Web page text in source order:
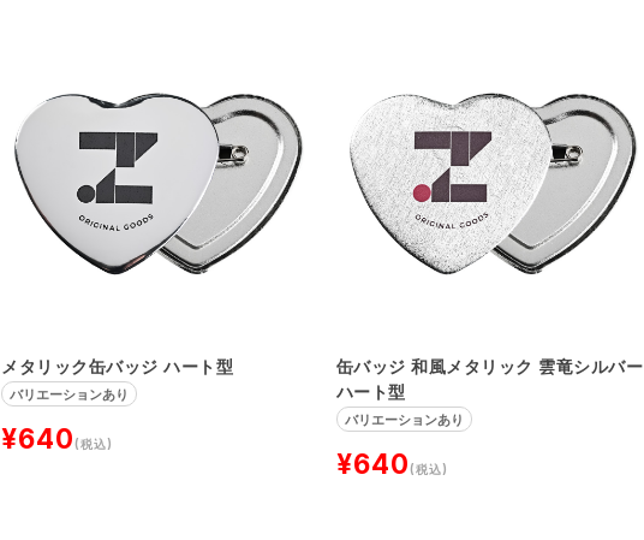
メタリック缶バッジ ハート型
バリエーションあり
¥640(税込)
缶バッジ 和風メタリック 雲竜シルバー
ハート型
バリエーションあり
¥640(税込)